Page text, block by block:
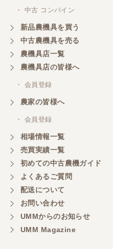
三重県／山本
共立シュレッターを
く、エンジンも調子
ざいました。
三重県／
嫌な顔をせずに一生
感謝しています。こ
もよろしくお願いした
三重県／
初めてコンバインを
明るい方に担当して
てとても嬉しかったで
・ 中古 コンバイン
新品農機具を買う
中古農機具を売る
農機具店一覧
農機具店の皆様へ
・ 会員登録
農家の皆様へ
・ 会員登録
相場情報一覧
売買実績一覧
初めての中古農機ガイド
よくあるご質問
配送について
お問い合わせ
UMMからのお知らせ
UMM Magazine